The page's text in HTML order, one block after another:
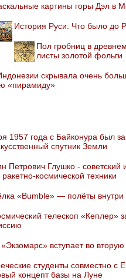
картины горы Дэл в
История Руси: Что было до
Пол гробниц в
листы золотой фольги
скрывала очень
«пирамиду»
1957 года с Байконура был
спутник Земли
Петрович Глушко -
ракетно-космической техники
«Bumble» — полёты
телескоп «Кеплер»
вступает во
студенты совместно с
концепт базы на Луне